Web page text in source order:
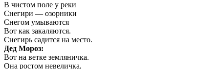
В чистом поле у реки
Снегири — озорники
Снегом умываются
Вот как закаляются.
Снегирь садится на место.
Дед Мороз:
Вот на ветке земляничка.
Она ростом невеличка,